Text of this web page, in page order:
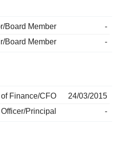
Board Member
-
Board Member
-
Finance/CFO
24/03/2015
Principal
-